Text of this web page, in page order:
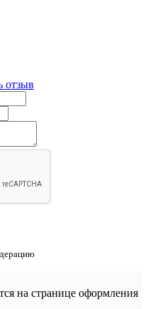
отзыв
на странице оформления